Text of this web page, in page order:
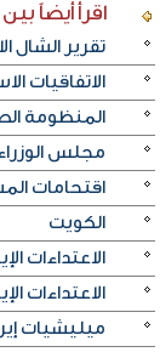
اقرأ أيضاً
تقرير الشال
الاتفاقيات
المنظومة
مجلس
اقتحامات
الكويت
الاعتداءات
الاعتداءات
ميليشيات